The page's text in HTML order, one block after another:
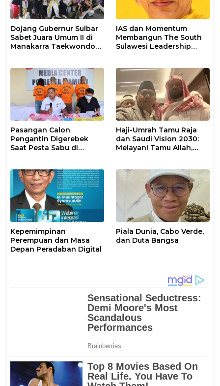
Dojang Gubernur Sulbar
Sabet Juara Umum II di
Manakarra Taekwondo
IAS dan Momentum
Membangun The South
Sulawesi Leadership
Pasangan Calon
Pengantin Digerebek
Saat Pesta Sabu di
Haji-Umrah Tamu Raja
dan Saudi Vision 2030:
Melayani Tamu Allah,
Islam
Kepemimpinan
Perempuan dan Masa
Depan Peradaban Digital
Piala Dunia, Cabo Verde,
dan Duta Bangsa